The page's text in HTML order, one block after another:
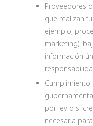
Proveedores
que realizan
ejemplo,
marketing),
información
Cumplimiento
por ley o si
necesaria